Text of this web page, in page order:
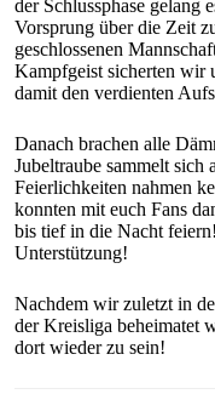
der Schlussphase gelang
Vorsprung über die Zeit
geschlossenen
Kampfgeist sicherten wir
damit den verdienten
Danach brachen alle
Jubeltraube sammelt
Feierlichkeiten nahmen
konnten mit euch Fans
bis tief in die Nacht
Unterstützung!
Nachdem wir zuletzt in
der Kreisliga beheimatet
dort wieder zu sein!